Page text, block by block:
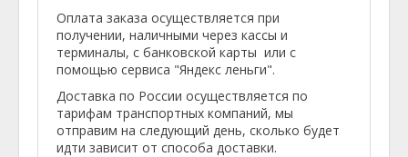
Оплата заказа осуществляется при
получении, наличными через кассы и
терминалы, с банковской карты или с
помощью сервиса "Яндекс леньги".
Доставка по России осуществляется по
тарифам транспортных компаний, мы
отправим на следующий день, сколько будет
идти зависит от способа доставки.